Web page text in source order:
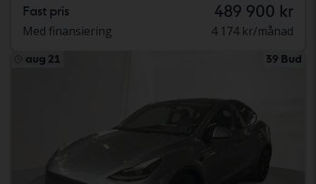
Fast pris 489 900 kr
Med finansiering 4 174 kr/månad
aug 21 39 Bud